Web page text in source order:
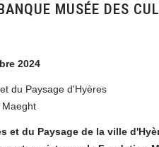
MUSÉE DES
2024
du Paysage d'Hyères
et du Paysage de la ville